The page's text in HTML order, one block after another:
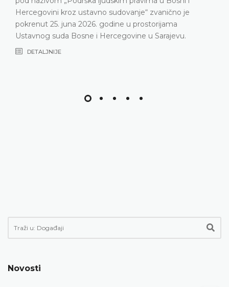
Ustavni sud suočava posljednjih godina,
nepopunjenosti sudijskog sastava
DETALJNIJE
Novosti